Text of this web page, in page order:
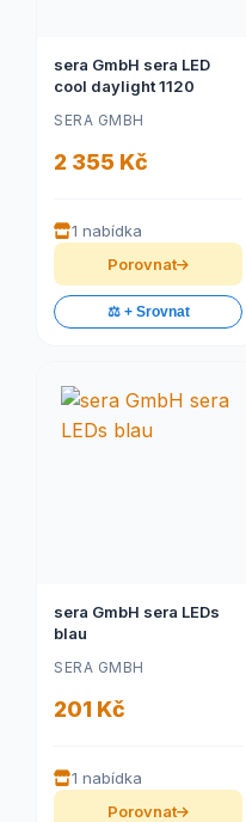
sera GmbH sera LED
cool daylight 1120
SERA GMBH
2 355 Kč
1 nabídka
Porovnat
⚖️ + Srovnat
sera GmbH sera LEDs
blau
SERA GMBH
201 Kč
1 nabídka
Porovnat